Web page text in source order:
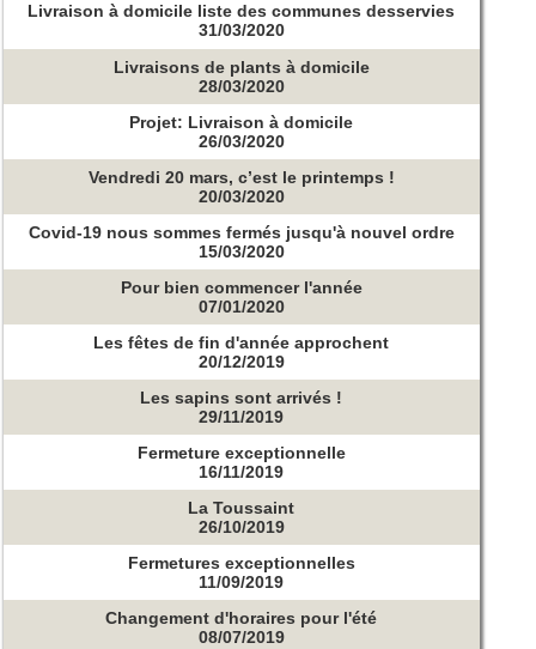
Livraison à domicile liste des communes desservies
31/03/2020
Livraisons de plants à domicile
28/03/2020
Projet: Livraison à domicile
26/03/2020
Vendredi 20 mars, c’est le printemps !
20/03/2020
Covid-19 nous sommes fermés jusqu'à nouvel ordre
15/03/2020
Pour bien commencer l'année
07/01/2020
Les fêtes de fin d'année approchent
20/12/2019
Les sapins sont arrivés !
29/11/2019
Fermeture exceptionnelle
16/11/2019
La Toussaint
26/10/2019
Fermetures exceptionnelles
11/09/2019
Changement d'horaires pour l'été
08/07/2019